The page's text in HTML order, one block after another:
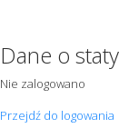
Dane o
Nie zalogowano
Przejdź do logowania